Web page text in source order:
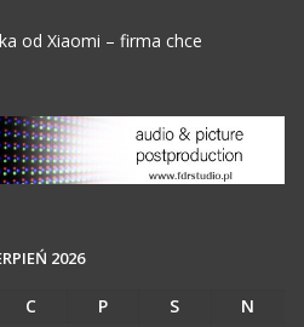
od Xiaomi – firma chce
2026
C P S
N